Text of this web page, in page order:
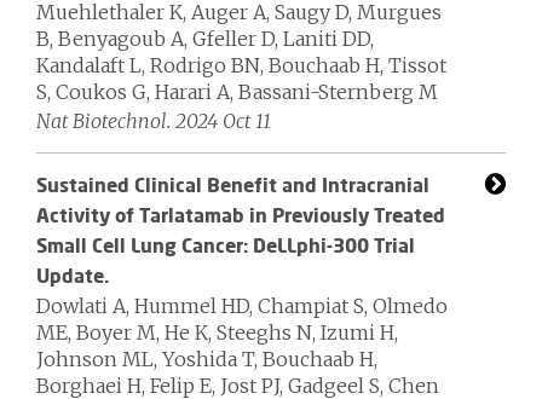
Muehlethaler K, Auger A, Saugy D, Murgues
B, Benyagoub A, Gfeller D, Laniti DD,
Kandalaft L, Rodrigo BN, Bouchaab H, Tissot
S, Coukos G, Harari A, Bassani-Sternberg M
Nat Biotechnol. 2024 Oct 11
Sustained Clinical Benefit and Intracranial
Activity of Tarlatamab in Previously Treated
Small Cell Lung Cancer: DeLLphi-300 Trial
Update.
Dowlati A, Hummel HD, Champiat S, Olmedo
ME, Boyer M, He K, Steeghs N, Izumi H,
Johnson ML, Yoshida T, Bouchaab H,
Borghaei H, Felip E, Jost PJ, Gadgeel S, Chen